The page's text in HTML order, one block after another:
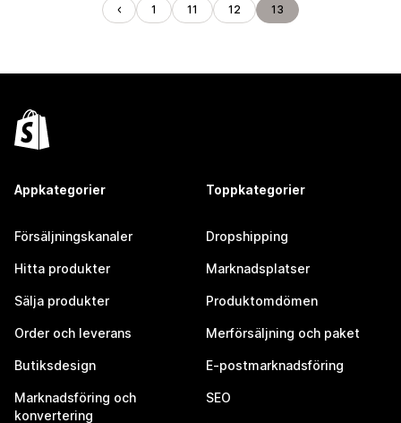
1 11 12 13
Appkategorier
Försäljningskanaler
Hitta produkter
Sälja produkter
Order och leverans
Butiksdesign
Marknadsföring och
konvertering
Toppkategorier
Dropshipping
Marknadsplatser
Produktomdömen
Merförsäljning och paket
E-postmarknadsföring
SEO